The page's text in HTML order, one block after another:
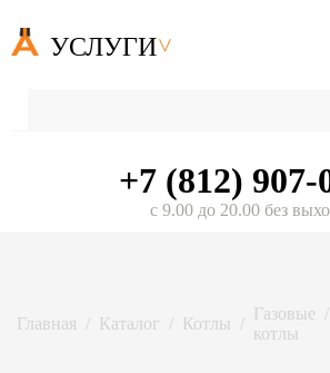
УСЛУГИ
+7 (812) 907-
с 9.00 до 20.00 без
Главная Каталог Котлы
Газовые
котлы